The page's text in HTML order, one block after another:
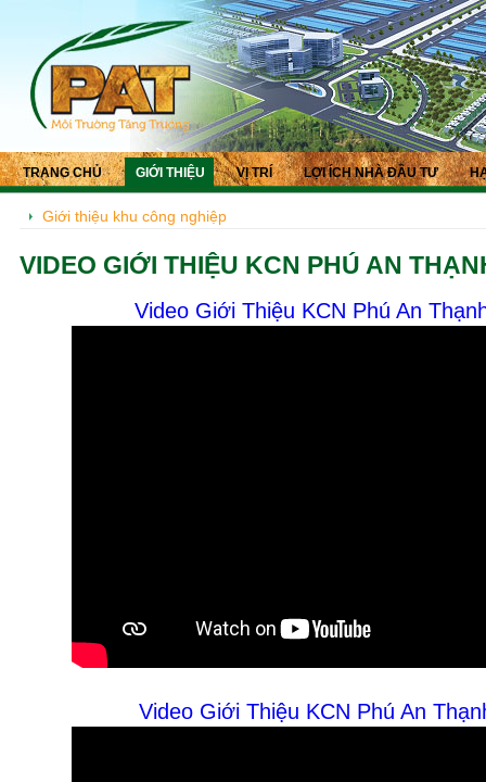
TRANG CHỦ GIỚI THIỆU VỊ TRÍ LỢI ÍCH NHÀ ĐẦU TƯ
Giới thiệu khu công nghiệp
VIDEO GIỚI THIỆU KCN PHÚ AN
Video Giới Thiệu KCN Phú An
Video Giới Thiệu KCN Phú An